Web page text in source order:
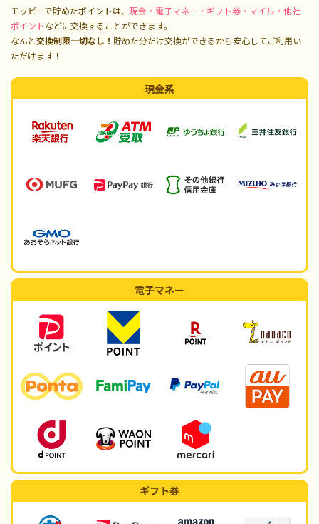
モッピーで貯めたポイントは、 現金・電子マネー・ギフト券・マイル・他社
ポイントなどに交換することができます。
なんと交換制限一切なし！ 貯めた分だけ交換ができるから安心してご利用い
ただけます！
現金系
電子マネー
ギフト券